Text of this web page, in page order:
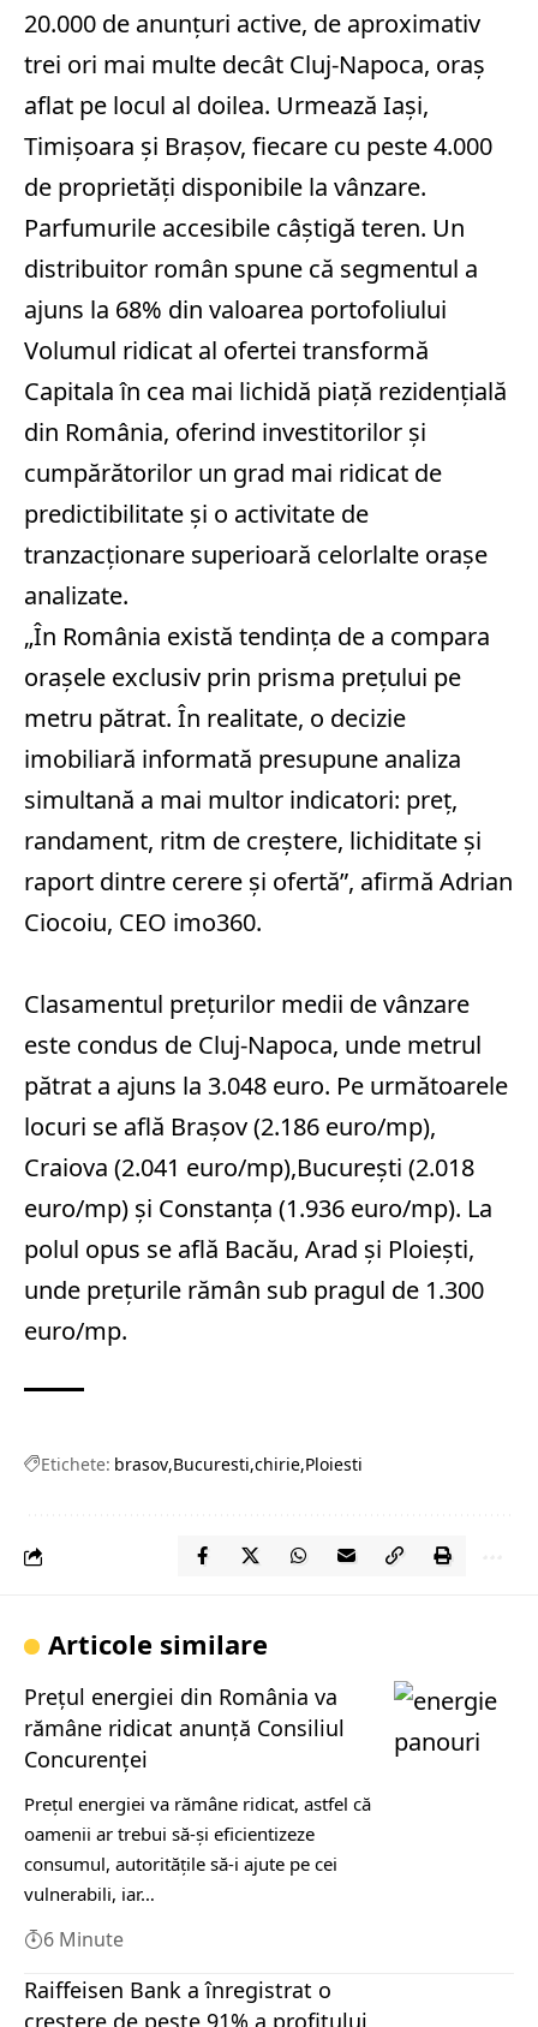
20.000 de anunţuri active, de aproximativ
trei ori mai multe decât Cluj-Napoca, oraş
aflat pe locul al doilea. Urmează Iaşi,
Timişoara şi Braşov, fiecare cu peste 4.000
de proprietăţi disponibile la vânzare.
Parfumurile accesibile câștigă teren. Un
distribuitor român spune că segmentul a
ajuns la 68% din valoarea portofoliului
Volumul ridicat al ofertei transformă
Capitala în cea mai lichidă piaţă rezidenţială
din România, oferind investitorilor şi
cumpărătorilor un grad mai ridicat de
predictibilitate şi o activitate de
tranzacţionare superioară celorlalte oraşe
analizate.
„În România există tendinţa de a compara
oraşele exclusiv prin prisma preţului pe
metru pătrat. În realitate, o decizie
imobiliară informată presupune analiza
simultană a mai multor indicatori: preţ,
randament, ritm de creştere, lichiditate şi
raport dintre cerere şi ofertă”, afirmă Adrian
Ciocoiu, CEO imo360.
Clasamentul preţurilor medii de vânzare
este condus de Cluj-Napoca, unde metrul
pătrat a ajuns la 3.048 euro. Pe următoarele
locuri se află Braşov (2.186 euro/mp),
Craiova (2.041 euro/mp),Bucureşti (2.018
euro/mp) şi Constanţa (1.936 euro/mp). La
polul opus se află Bacău, Arad şi Ploieşti,
unde preţurile rămân sub pragul de 1.300
euro/mp.
Etichete: brasov Bucuresti chirie Ploiesti
Articole similare
Preţul energiei din România va
rămâne ridicat anunță Consiliul
Concurenţei
Preţul energiei va rămâne ridicat, astfel că
oamenii ar trebui să-şi eficientizeze
consumul, autorităţile să-i ajute pe cei
vulnerabili, iar…
6 Minute
Raiffeisen Bank a înregistrat o
creştere de peste 91% a profitului